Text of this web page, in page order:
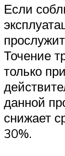
Если
Точение
только
данной
снижает
30%.